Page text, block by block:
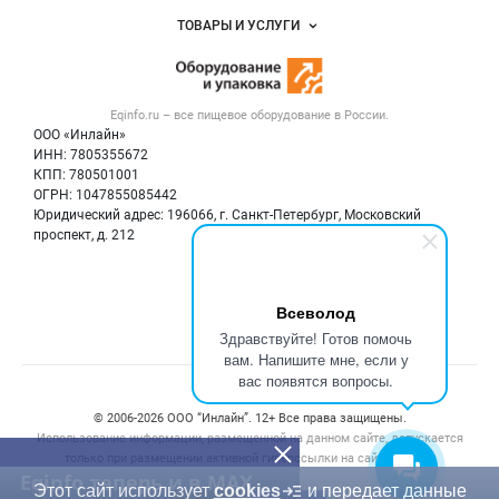
Всеволод
Здравствуйте! Готов помочь
вам. Напишите мне, если у
вас появятся вопросы.
Eqinfo теперь и в MAX
Eqinfo.ru – все пищевое оборудование в России.
ООО «Инлайн»
ИНН: 7805355672
КПП: 780501001
ОГРН: 1047855085442
Юридический адрес: 196066, г. Санкт-Петербург, Московский
проспект, д. 212
Размещение рекламы
Публичная оферта
Контактная информация
Политика обработки персональных данных
Объявления
Вакансии
ТОВАРЫ И УСЛУГИ
Оборудование для пищепрома
Тара и упаковка
Б/у оборудование
Карта объявлений
Счетчики, авторское право, логотипы
© 2006‑2026 ООО “Инлайн”. 12+ Все права защищены.
Использование информации, размещенной на данном сайте, допускается
только при размещении активной гиперссылки на сайт
eqinfo.ru
Этот сайт используетcookies и передает данные